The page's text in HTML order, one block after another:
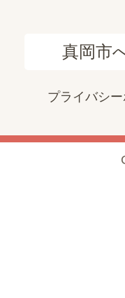
真岡市
プライバシ